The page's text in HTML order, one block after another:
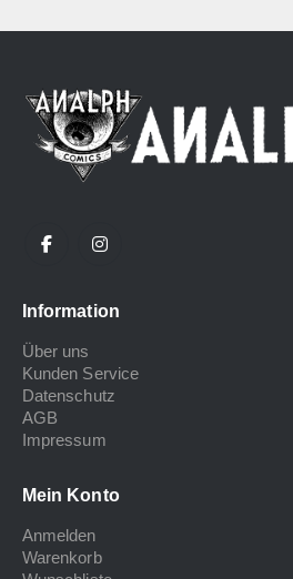
Information
Über uns
Kunden Service
Datenschutz
AGB
Impressum
Mein Konto
Anmelden
Warenkorb